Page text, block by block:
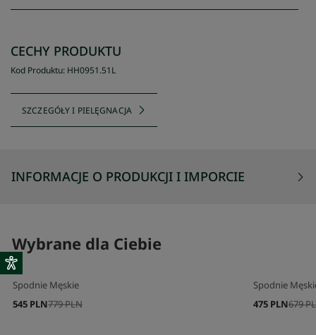
CECHY PRODUKTU
Kod Produktu: HH0951.51L
SZCZEGÓŁY I PIELĘGNACJA
INFORMACJE O PRODUKCJI I IMPORCIE
Wybrane dla Ciebie
Spodnie Męskie
779 PLN
545 PLN
Spodnie
679
475 PLN